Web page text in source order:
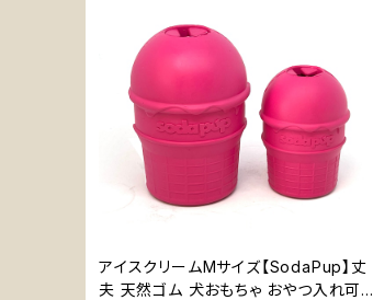
アイスクリームMサイズ【SodaPup】丈
夫 天然ゴム 犬おもちゃ おやつ入れ可能